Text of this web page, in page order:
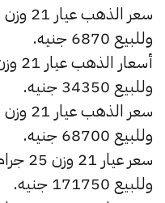
وللبيع 6870 جنيه.
وللبيع 34350 جنيه.
وللبيع 68700 جنيه.
وللبيع 171750 جنيه.